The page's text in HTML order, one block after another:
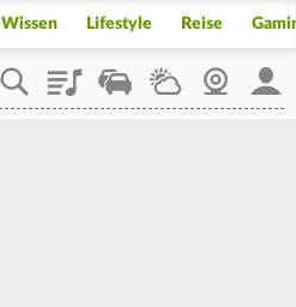
Wissen Lifestyle Reise
PlaylistStaupilotWetterWebcam